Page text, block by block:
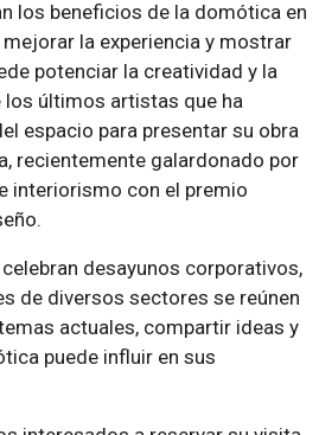
los beneficios de la domótica en
la experiencia y mostrar
potenciar la creatividad y la
últimos artistas que ha
espacio para presentar su obra
recientemente galardonado por
interiorismo con el premio
desayunos corporativos,
de diversos sectores se reúnen
actuales, compartir ideas y
puede influir en sus